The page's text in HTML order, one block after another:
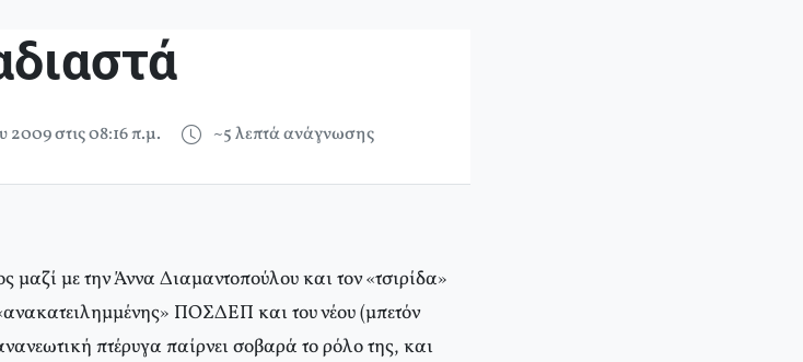
2009 στις 08:16 π.μ. ~5 λεπτά ανάγνωσης
με την Άννα Διαμαντοπούλου και τον «τσιρίδα»
ΠΟΣΔΕΠ και του νέου (μπετόν
πτέρυγα παίρνει σοβαρά το ρόλο της, και